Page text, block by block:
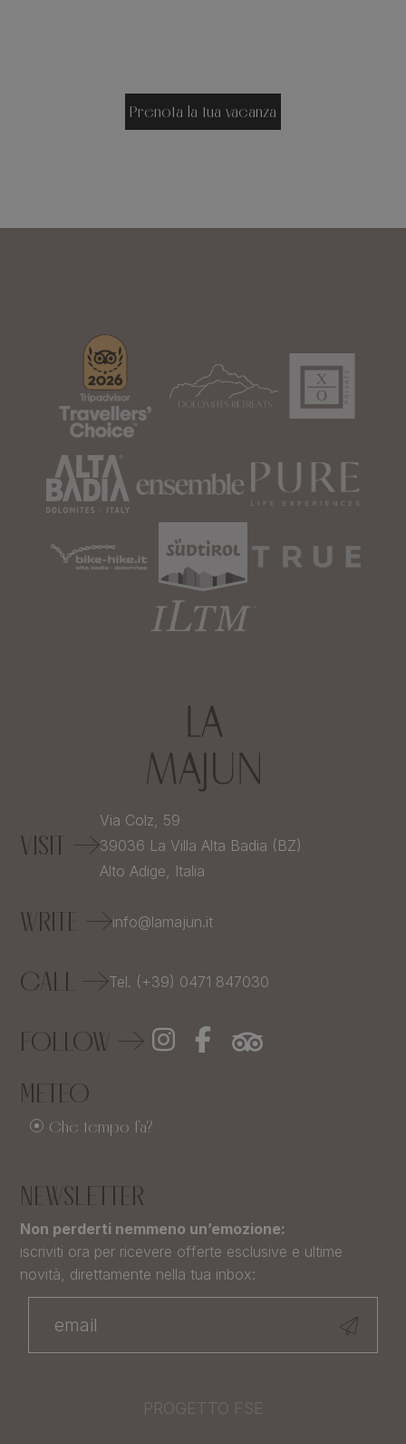
Prenota la tua vacanza
VISIT
Via Colz, 59
39036 La Villa Alta Badia (BZ)
Alto Adige, Italia
WRITE info@lamajun.it
CALL Tel. (+39) 0471 847030
FOLLOW
METEO
Che tempo fa?
NEWSLETTER
Non perderti nemmeno un’emozione:
iscriviti ora per ricevere offerte esclusive e ultime
novità, direttamente nella tua inbox:
PROGETTO FSE